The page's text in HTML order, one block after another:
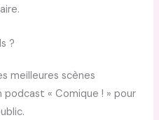
?
meilleures scènes
« Comique ! » pour